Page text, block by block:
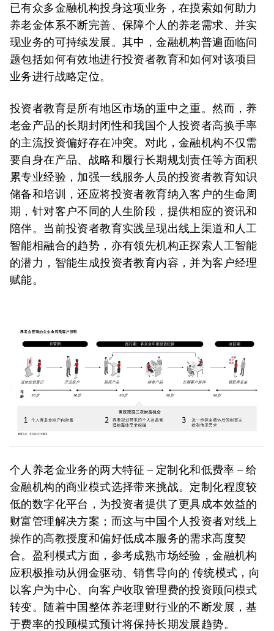
已有众多金融机构投身这项业务，在摸索如何助力
养老金体系不断完善、保障个人的养老需求、并实
现业务的可持续发展。其中，金融机构普遍面临问
题包括如何有效地进行投资者教育和如何对该项目
业务进行战略定位。
投资者教育是所有地区市场的重中之重。然而，养
老金产品的长期封闭性和我国个人投资者高换手率
的主流投资偏好存在冲突。对此，金融机构不仅需
要自身在产品、战略和履行长期规划责任等方面积
累专业经验，加强一线服务人员的投资者教育知识
储备和培训，还应将投资者教育纳入客户的生命周
期，针对客户不同的人生阶段，提供相应的资讯和
陪伴。当前投资者教育实践呈现出线上渠道和人工
智能相融合的趋势，亦有领先机构正探索人工智能
的潜力，智能生成投资者教育内容，并为客户经理
赋能。
个人养老金业务的两大特征 – 定制化和低费率 – 给
金融机构的商业模式选择带来挑战。定制化程度较
低的数字化平台，为投资者提供了更具成本效益的
财富管理解决方案；而这与中国个人投资者对线上
操作的高教授度和偏好低成本服务的需求高度契
合。盈利模式方面，参考成熟市场经验，金融机构
应积极推动从佣金驱动、销售导向的 传统模式，向
以客户为中心、向客户收取管理费的投资顾问模式
转变。随着中国整体养老理财行业的不断发展，基
于费率的投顾模式预计将保持长期发展趋势。